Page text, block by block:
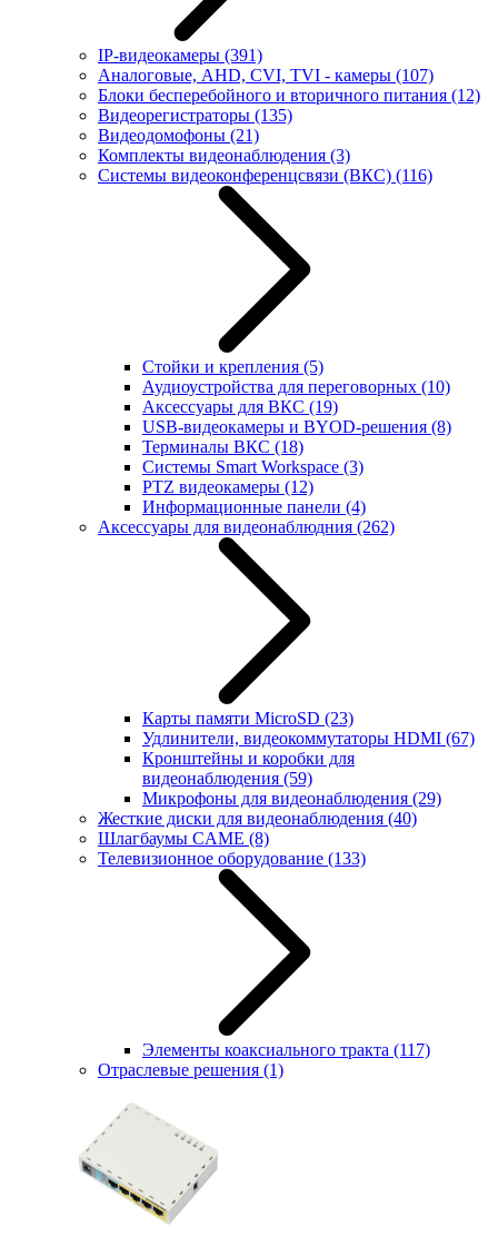
IP-видеокамеры (391)
Аналоговые, AHD, CVI, TVI - камеры (107)
Блоки бесперебойного и вторичного питания (12)
Видеорегистраторы (135)
Видеодомофоны (21)
Комплекты видеонаблюдения (3)
Системы видеоконференцсвязи (ВКС) (116)
Стойки и крепления (5)
Аудиоустройства для переговорных (10)
Аксессуары для ВКС (19)
USB-видеокамеры и BYOD-решения (8)
Терминалы ВКС (18)
Системы Smart Workspace (3)
PTZ видеокамеры (12)
Информационные панели (4)
Аксессуары для видеонаблюдния (262)
Карты памяти MicroSD (23)
Удлинители, видеокоммутаторы HDMI (67)
Кронштейны и коробки для
видеонаблюдения (59)
Микрофоны для видеонаблюдения (29)
Жесткие диски для видеонаблюдения (40)
Шлагбаумы CAME (8)
Телевизионное оборудование (133)
Элементы коаксиального тракта (117)
Отраслевые решения (1)